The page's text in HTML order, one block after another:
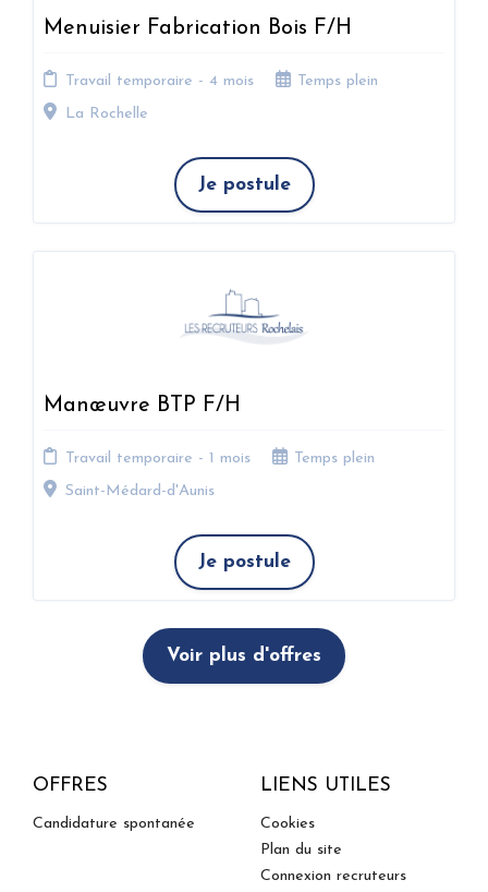
Menuisier Fabrication Bois F/H
Travail temporaire - 4 mois
Temps plein
La Rochelle
Je postule
Manœuvre BTP F/H
Travail temporaire - 1 mois
Temps plein
Saint-Médard-d'Aunis
Je postule
Voir plus d'offres
OFFRES
Candidature spontanée
LIENS UTILES
Cookies
Plan du site
Connexion recruteurs